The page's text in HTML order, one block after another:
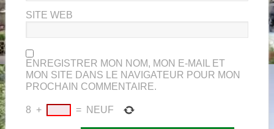
SITE WEB
ENREGISTRER MON NOM, MON E-MAIL ET
MON SITE DANS LE NAVIGATEUR POUR MON
PROCHAIN COMMENTAIRE.
8 + = NEUF